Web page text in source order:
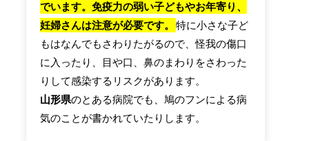
でいます。免疫力の弱い子どもやお年寄り、
妊婦さんは注意が必要です。
特に小さな子ど
もはなんでもさわりたがるので、怪我の傷口
に入ったり、目や口、鼻のまわりをさわった
りして感染するリスクがあります。
山形県のとある病院でも、鳩のフンによる病
気のことが書かれていたりします。